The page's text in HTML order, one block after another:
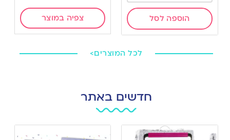
הוספה לסל צפיה במוצר
לכל המוצרים>
חדשים באתר